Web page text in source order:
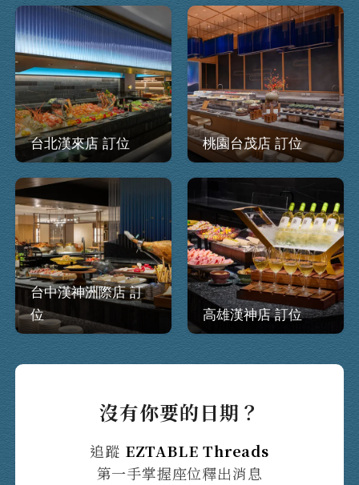
台北漢來店 訂位 桃園台茂店 訂位
台中漢神洲際店 訂
位
高雄漢神店 訂位
沒有你要的日期？
追蹤 EZTABLE Threads
第一手掌握座位釋出消息